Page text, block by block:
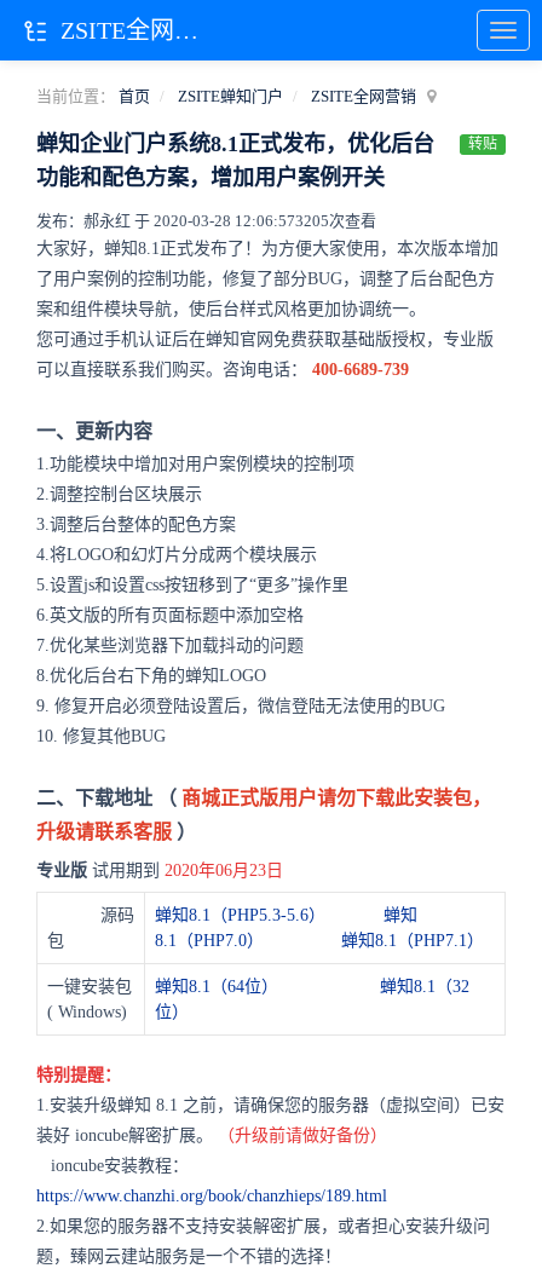
当前位置： 首页 ZSITE蝉知门户 ZSITE全网营销
蝉知企业门户系统8.1正式发布，优化后台
功能和配色方案，增加用户案例开关
转贴
发布：郝永红 于 2020-03-28 12:06:573205次查看
大家好，蝉知8.1正式发布了！为方便大家使用，本次版本增加
了用户案例的控制功能，修复了部分BUG，调整了后台配色方
案和组件模块导航，使后台样式风格更加协调统一。
您可通过手机认证后在蝉知官网免费获取基础版授权，专业版
可以直接联系我们购买。咨询电话： 400-6689-739
一、更新内容
1.功能模块中增加对用户案例模块的控制项
2.调整控制台区块展示
3.调整后台整体的配色方案
4.将LOGO和幻灯片分成两个模块展示
5.设置js和设置css按钮移到了“更多”操作里
6.英文版的所有页面标题中添加空格
7.优化某些浏览器下加载抖动的问题
8.优化后台右下角的蝉知LOGO
9. 修复开启必须登陆设置后，微信登陆无法使用的BUG
10. 修复其他BUG
二、下载地址 （ 商城正式版用户请勿下载此安装包，
升级请联系客服 ）
专业版 试用期到 2020年06月23日
源码
包
蝉知8.1（PHP5.3-5.6）
蝉知
8.1（PHP7.0）
蝉知8.1（PHP7.1）
一键安装包
( Windows)
蝉知8.1（64位）
蝉知8.1（32
位）
特别提醒：
1.安装升级蝉知 8.1 之前，请确保您的服务器（虚拟空间）已安
装好 ioncube解密扩展。
（升级前请做好备份）
ioncube安装教程：
https://www.chanzhi.org/book/chanzhieps/189.html
2.如果您的服务器不支持安装解密扩展，或者担心安装升级问
题，臻网云建站服务是一个不错的选择！
ZSITE全网营销